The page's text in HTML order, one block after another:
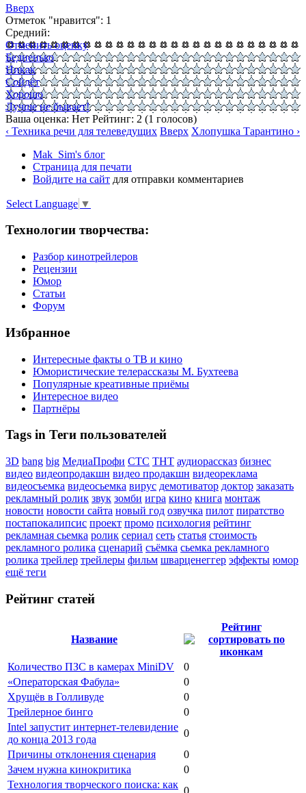
Вверх
Отметок "нравится": 1
Средний:
Отменить оценку
Бедненько
Никак
Сойдёт
Хорошо
Лучше не бывает!
Ваша оценка: Нет Рейтинг: 2 (1 голосов)
‹ Техника речи для телеведущих Вверх Хлопушка Тарантино ›
Mak_Sim's блог
Страница для печати
Войдите на сайт для отправки комментариев
Select Language ▼
Технологии творчества:
Разбор кинотрейлеров
Рецензии
Юмор
Статьи
Форум
Избранное
Интересные факты о ТВ и кино
Юмористические телерассказы М. Бухтеева
Популярные креативные приёмы
Интересное видео
Партнёры
Tags in Теги пользователей
3D bang big МедиаПрофи СТС ТНТ аудиорассказ бизнес
видео видеопродакшн видео продакшн видеореклама
видеосъемка видеосьемка вирус демотиватор доктор заказать
рекламный ролик звук зомби игра кино книга монтаж
новости новости сайта новый год озвучка пилот пиратство
постапокалипсис проект промо психология рейтинг
рекламная сьемка ролик сериал сеть статья стоимость
рекламного ролика сценарий съёмка сьемка рекламного
ролика трейлер трейлеры фильм шварценеггер эффекты юмор
ещё теги
Рейтинг статей
Название
Рейтинг
Количество ПЗС в камерах MiniDV
0
«Операторская Фабула»
0
Хрущёв в Голливуде
0
Трейлерное бинго
0
Intel запустит интернет-телевидение
до конца 2013 года
0
Причины отклонения сценария
0
Зачем нужна кинокритика
0
Технология творческого поиска: как